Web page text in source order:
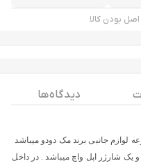
بودن کالا
دیدگاه ها
لوازم جانبی برند مک دودو میباشد
شارژر اپل واچ میباشد . در داخل